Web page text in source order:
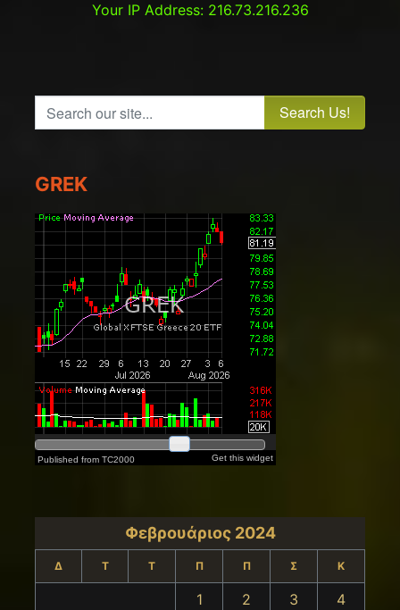
Your IP Address: 216.73.216.236
Search our site...
GREK
Φεβρουάριος 2024
Δ Τ Τ Π Π Σ Κ
1 2 3
4